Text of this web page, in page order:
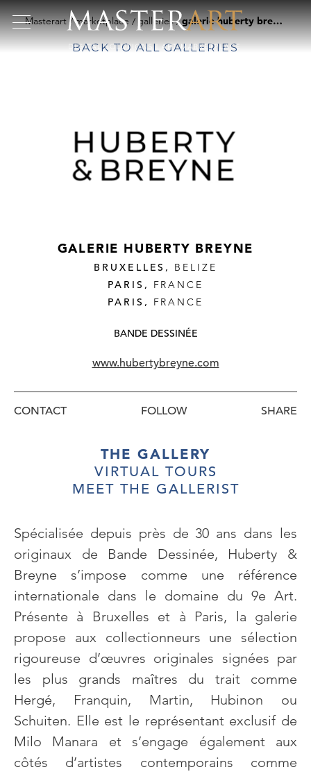
Masterart marketplace galleries galerie huberty breyne
BACK TO ALL GALLERIES
GALERIE HUBERTY BREYNE
BRUXELLES,
BELIZE
PARIS,
FRANCE
PARIS,
FRANCE
BANDE DESSINÉE
www.hubertybreyne.com
CONTACT FOLLOW
THE GALLERY
VIRTUAL TOURS
MEET THE GALLERIST
Spécialisée depuis près de 30 ans dans les
originaux de Bande Dessinée, Huberty &
Breyne s’impose comme une référence
internationale dans le domaine du 9e Art.
Présente à Bruxelles et à Paris, la galerie
propose aux collectionneurs une sélection
rigoureuse d’œuvres originales signées par
les plus grands maîtres du trait comme
Hergé, Franquin, Martin, Hubinon ou
Schuiten. Elle est le représentant exclusif de
Milo Manara et s’engage également aux
côtés d’artistes contemporains comme